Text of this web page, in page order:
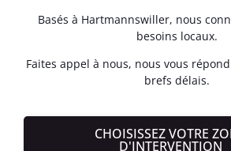
Basés à Hartmannswiller, nous
besoins locaux.
Faites appel à nous, nous vous
brefs délais.
CHOISISSEZ VOTRE
D'INTERVENTION